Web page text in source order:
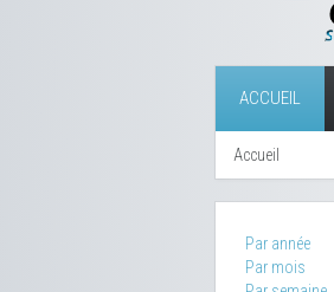
ACCUEIL
Accueil
Par année
Par mois